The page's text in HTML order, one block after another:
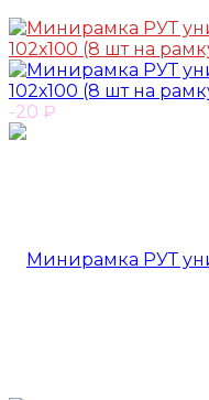
-20 ₽